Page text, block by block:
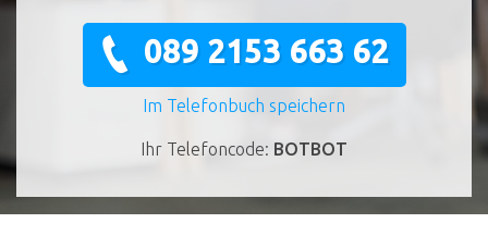
089 2153 663 62
Im Telefonbuch speichern
Ihr Telefoncode: BOTBOT